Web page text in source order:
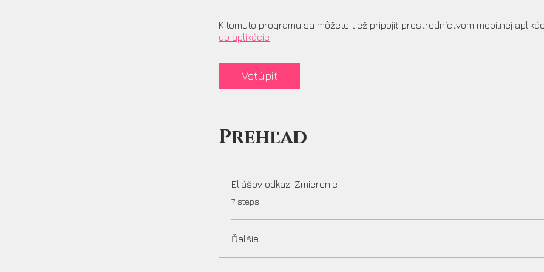
K tomuto programu sa môžete tiež pripojiť prostredníctvom mobilnej
do aplikácie
Vstúpiť
Prehľad
Eliášov odkaz: Zmierenie
.7 steps
Ďalšie